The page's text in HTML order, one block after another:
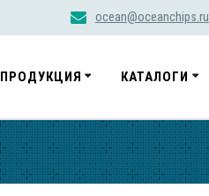
ocean@oceanchips.ru
ПРОДУКЦИЯ КАТАЛОГИ